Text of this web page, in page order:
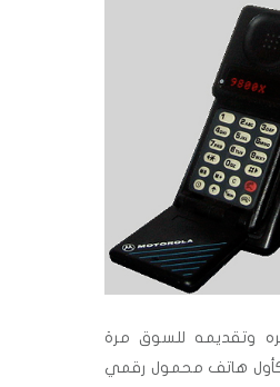
وتقديمه للسوق مرة
عام 1992 كأول هاتف محمول رقمي